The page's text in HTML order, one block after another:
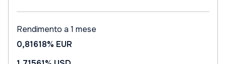
Rendimento a 1 mese
0,81618% EUR